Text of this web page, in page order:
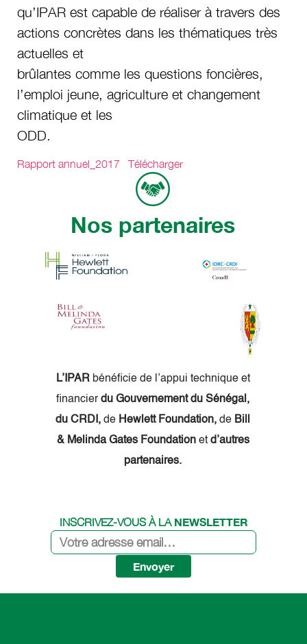
qu’IPAR est capable de réaliser à travers des
actions concrètes dans les thématiques très
actuelles et
brûlantes comme les questions foncières,
l’emploi jeune, agriculture et changement
climatique et les
ODD.
Rapport annuel_2017 Télécharger
Nos partenaires
L’IPARbénéficie de l’appui technique et
financierdu Gouvernement du Sénégal,
du CRDI, de Hewlett Foundation, de Bill
& Melinda Gates Foundation et d’autres
partenaires.
INSCRIVEZ-VOUS À LA NEWSLETTER
Envoyer